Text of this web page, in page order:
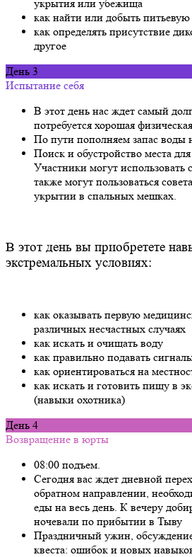
укрытия или убежища
как найти или добыть
как определять присутствие
другое
День 3
Испытание себя
В этот день нас ждет самый
потребуется хорошая
По пути пополняем запас воды
Поиск и обустройство места
Участники могут использовать
также могут пользоваться
укрытии в спальных мешках.
В этот день вы приобретете
экстремальных условиях:
как оказывать первую
различных несчастных случаях
как искать и очищать воду
как правильно подавать
как ориентироваться на
как искать и готовить пищу в
(навыки охотника)
День 4
Возвращение в юрты
08:00 подъем.
Сегодня вас ждет дневной
обратном направлении,
еды на весь день. К вечеру
ночевали по прибытии в Тыву
Праздничный ужин,
квеста: ошибок и новых